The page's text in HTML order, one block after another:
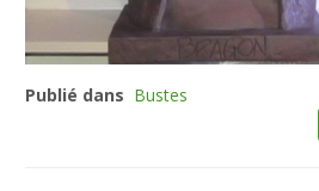
Publié dans Bustes